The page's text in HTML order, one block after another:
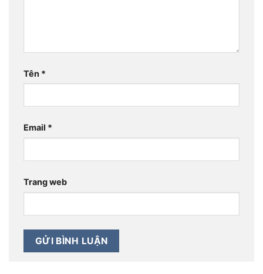
Tên *
Email *
Trang web